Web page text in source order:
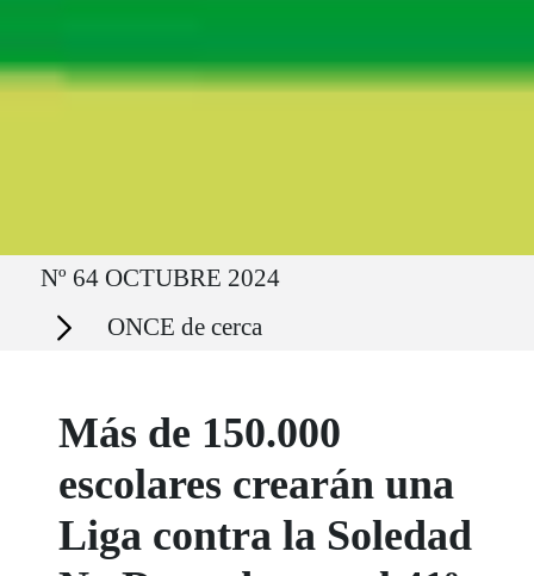
Ruta del sitio
Nº 64 OCTUBRE 2024
Secciones ONCE de cerca
Más de 150.000
escolares crearán una
Liga contra la Soledad